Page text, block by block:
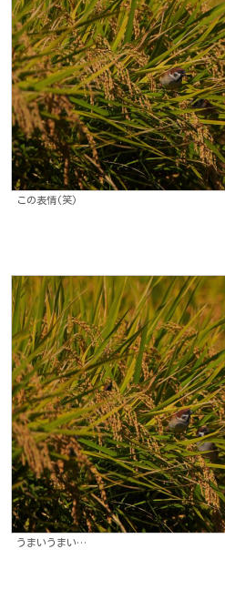
この表情(笑)
うまいうまい…